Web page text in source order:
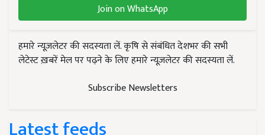
Join on WhatsApp
हमारे न्यूज़लेटर की सदस्यता लें. कृषि से संबंधित देशभर की सभी
लेटेस्ट ख़बरें मेल पर पढ़ने के लिए हमारे न्यूज़लेटर की सदस्यता लें.
Subscribe Newsletters